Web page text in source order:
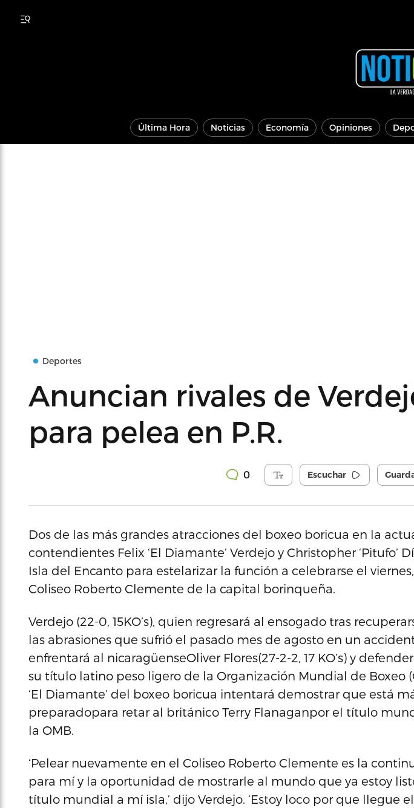
Última Hora Noticias Economía Opiniones
Deportes
Anuncian rivales de
para pelea en P.R.
0 Escuchar
Dos de las más grandes atracciones del boxeo boricua en la
contendientes Felix ‘El Diamante’ Verdejo y Christopher ‘Pitufo’
Isla del Encanto para estelarizar la función a celebrarse el
Coliseo Roberto Clemente de la capital borinqueña.
Verdejo (22-0, 15KO’s), quien regresará al ensogado tras
las abrasiones que sufrió el pasado mes de agosto en un
enfrentará al nicaragüenseOliver Flores(27-2-2, 17 KO’s) y
su título latino peso ligero de la Organización Mundial de Boxeo
‘El Diamante’ del boxeo boricua intentará demostrar que está
preparadopara retar al británico Terry Flanaganpor el título
la OMB.
‘Pelear nuevamente en el Coliseo Roberto Clemente es la
para mí y la oportunidad de mostrarle al mundo que ya estoy
título mundial a mí isla,’ dijo Verdejo. ‘Estoy loco por que llegue